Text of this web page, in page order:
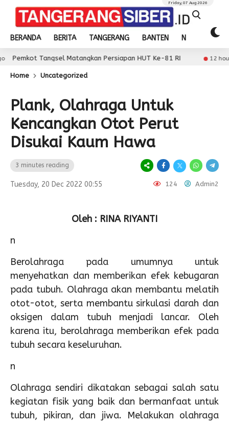
BERANDA BERITA TANGERANG BANTEN NASIONAL
Friday, 07 Aug 2026
Matangkan Persiapan HUT Ke-81 RI 12 hour ago Wabup
Home Uncategorized
Plank, Olahraga Untuk
Kencangkan Otot Perut
Disukai Kaum Hawa
3 minutes reading
Tuesday, 20 Dec 2022 00:55 124 Admin2
Oleh : RINA RIYANTI
n
Berolahraga pada umumnya untuk
menyehatkan dan memberikan efek kebugaran
pada tubuh. Olahraga akan membantu melatih
otot-otot, serta membantu sirkulasi darah dan
oksigen dalam tubuh menjadi lancar. Oleh
karena itu, berolahraga memberikan efek pada
tubuh secara keseluruhan.
n
Olahraga sendiri dikatakan sebagai salah satu
kegiatan fisik yang baik dan bermanfaat untuk
tubuh, pikiran, dan jiwa. Melakukan olahraga